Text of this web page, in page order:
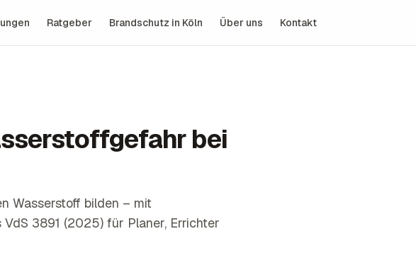
Ratgeber Brandschutz in Köln Über uns Kontakt
bei
Wasserstoff bilden – mit
3891 (2025) für Planer, Errichter